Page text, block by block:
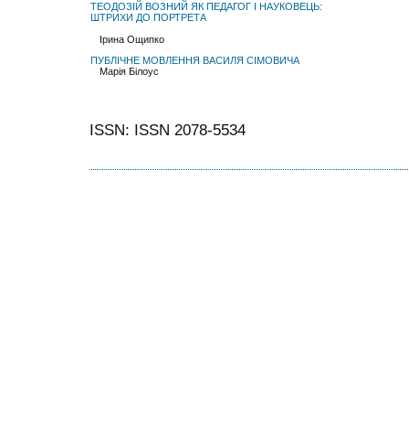
ТЕОДОЗІЙ ВОЗНИЙ ЯК ПЕДАГОГ І НАУКОВЕЦЬ:
ШТРИХИ ДО ПОРТРЕТА
Ірина Ощипко
ПУБЛІЧНЕ МОВЛЕННЯ ВАСИЛЯ СІМОВИЧА
Марія Білоус
ISSN: ISSN 2078-5534